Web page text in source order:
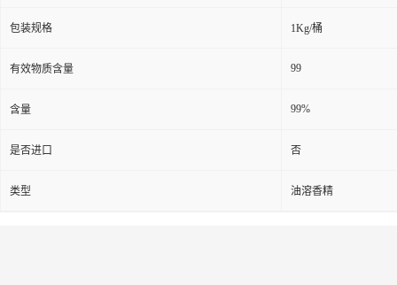
包装规格 1Kg/桶
有效物质含量 99
含量 99%
是否进口 否
类型 油溶香精